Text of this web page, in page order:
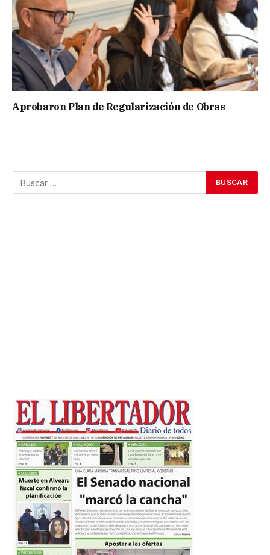
Aprobaron Plan de Regularización de Obras